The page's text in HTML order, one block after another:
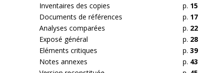
Inventaires des copies
p. 15
Documents de références
p. 17
Analyses comparées
p. 22
Exposé général
p. 28
Eléments critiques
p. 39
Notes annexes
p. 43